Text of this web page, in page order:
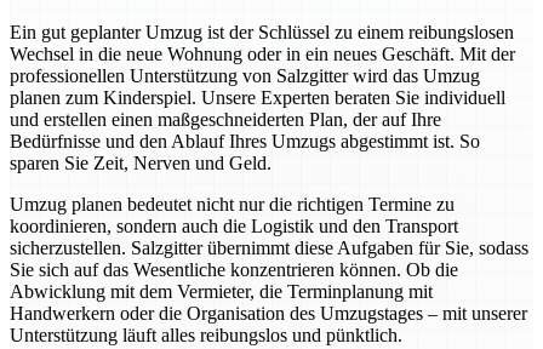
Ein gut geplanter Umzug ist der Schlüssel zu einem reibungslosen
Wechsel in die neue Wohnung oder in ein neues Geschäft. Mit der
professionellen Unterstützung von Salzgitter wird das Umzug
planen zum Kinderspiel. Unsere Experten beraten Sie individuell
und erstellen einen maßgeschneiderten Plan, der auf Ihre
Bedürfnisse und den Ablauf Ihres Umzugs abgestimmt ist. So
sparen Sie Zeit, Nerven und Geld.
Umzug planen bedeutet nicht nur die richtigen Termine zu
koordinieren, sondern auch die Logistik und den Transport
sicherzustellen. Salzgitter übernimmt diese Aufgaben für Sie, sodass
Sie sich auf das Wesentliche konzentrieren können. Ob die
Abwicklung mit dem Vermieter, die Terminplanung mit
Handwerkern oder die Organisation des Umzugstages – mit unserer
Unterstützung läuft alles reibungslos und pünktlich.